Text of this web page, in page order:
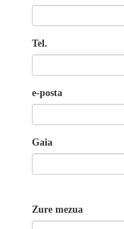
Tel.
e-posta
Gaia
Zure mezua